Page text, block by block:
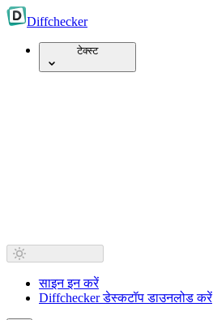
Diffchecker
टेक्स्ट
साइन इन करें
Diffchecker डेस्कटॉप डाउनलोड करें